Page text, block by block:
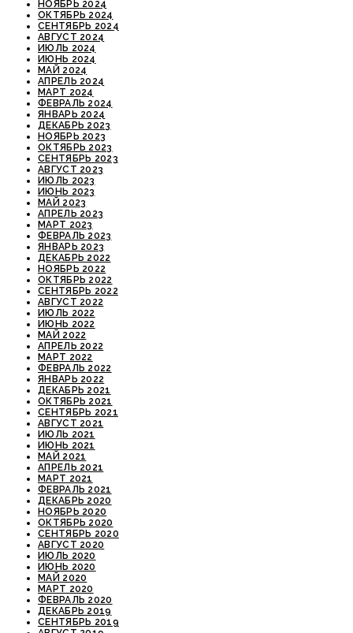
НОЯБРЬ 2024
ОКТЯБРЬ 2024
СЕНТЯБРЬ 2024
АВГУСТ 2024
ИЮЛЬ 2024
ИЮНЬ 2024
МАЙ 2024
АПРЕЛЬ 2024
МАРТ 2024
ФЕВРАЛЬ 2024
ЯНВАРЬ 2024
ДЕКАБРЬ 2023
НОЯБРЬ 2023
ОКТЯБРЬ 2023
СЕНТЯБРЬ 2023
АВГУСТ 2023
ИЮЛЬ 2023
ИЮНЬ 2023
МАЙ 2023
АПРЕЛЬ 2023
МАРТ 2023
ФЕВРАЛЬ 2023
ЯНВАРЬ 2023
ДЕКАБРЬ 2022
НОЯБРЬ 2022
ОКТЯБРЬ 2022
СЕНТЯБРЬ 2022
АВГУСТ 2022
ИЮЛЬ 2022
ИЮНЬ 2022
МАЙ 2022
АПРЕЛЬ 2022
МАРТ 2022
ФЕВРАЛЬ 2022
ЯНВАРЬ 2022
ДЕКАБРЬ 2021
ОКТЯБРЬ 2021
СЕНТЯБРЬ 2021
АВГУСТ 2021
ИЮЛЬ 2021
ИЮНЬ 2021
МАЙ 2021
АПРЕЛЬ 2021
МАРТ 2021
ФЕВРАЛЬ 2021
ДЕКАБРЬ 2020
НОЯБРЬ 2020
ОКТЯБРЬ 2020
СЕНТЯБРЬ 2020
АВГУСТ 2020
ИЮЛЬ 2020
ИЮНЬ 2020
МАЙ 2020
МАРТ 2020
ФЕВРАЛЬ 2020
ДЕКАБРЬ 2019
СЕНТЯБРЬ 2019